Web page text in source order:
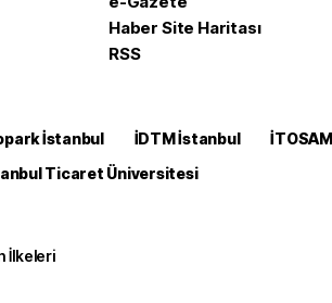
Haber Site Haritası
RSS
İstanbul İDTM İstanbul İTOSAM
Ticaret Üniversitesi
İlkeleri